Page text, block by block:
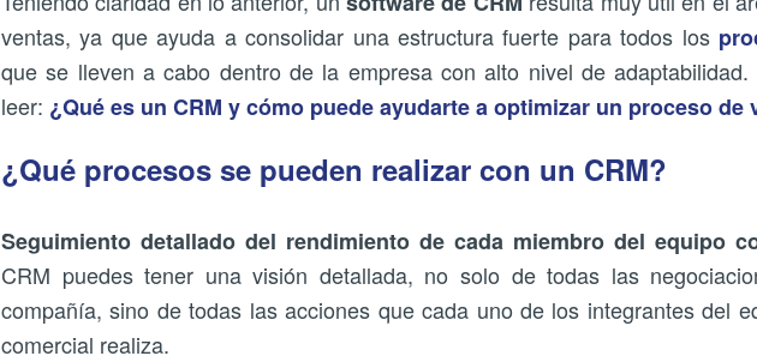
ventas, ya que ayuda a consolidar una estructura fuerte para todos los
que se lleven a cabo dentro de la empresa con alto nivel de adaptabilidad.
leer: ¿Qué es un CRM y cómo puede ayudarte a optimizar un proceso de
¿Qué procesos se pueden realizar con un CRM?
Seguimiento detallado del rendimiento de cada miembro del equipo
CRM puedes tener una visión detallada, no solo de todas las
compañía, sino de todas las acciones que cada uno de los integrantes del
comercial realiza.